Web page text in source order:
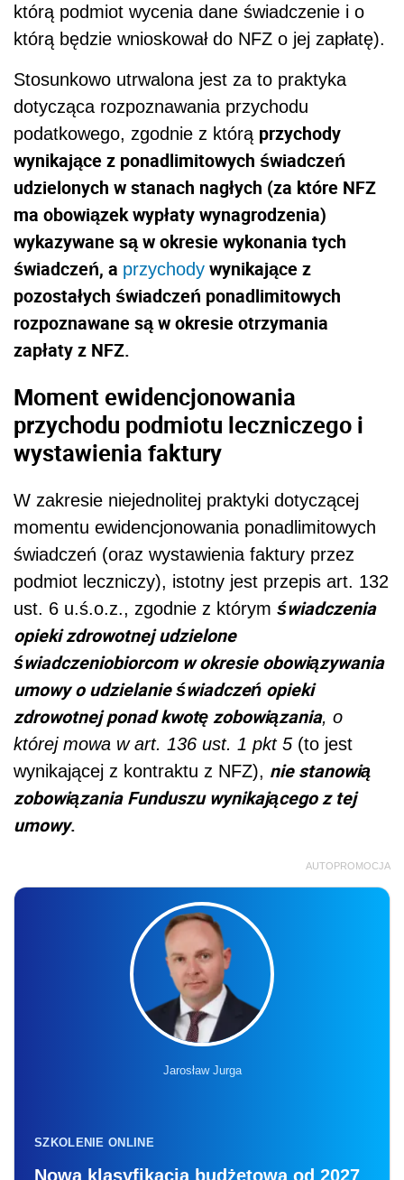
którą podmiot wycenia dane świadczenie i o
którą będzie wnioskował do NFZ o jej zapłatę).
Stosunkowo utrwalona jest za to praktyka
dotycząca rozpoznawania przychodu
podatkowego, zgodnie z którą przychody
wynikające z ponadlimitowych świadczeń
udzielonych w stanach nagłych (za które NFZ
ma obowiązek wypłaty wynagrodzenia)
wykazywane są w okresie wykonania tych
świadczeń, a przychody wynikające z
pozostałych świadczeń ponadlimitowych
rozpoznawane są w okresie otrzymania
zapłaty z NFZ.
Moment ewidencjonowania
przychodu podmiotu leczniczego i
wystawienia faktury
W zakresie niejednolitej praktyki dotyczącej
momentu ewidencjonowania ponadlimitowych
świadczeń (oraz wystawienia faktury przez
podmiot leczniczy), istotny jest przepis art. 132
ust. 6 u.ś.o.z., zgodnie z którym świadczenia
opieki zdrowotnej udzielone
świadczeniobiorcom w okresie obowiązywania
umowy o udzielanie świadczeń opieki
zdrowotnej ponad kwotę zobowiązania, o
której mowa w art. 136 ust. 1 pkt 5 (to jest
wynikającej z kontraktu z NFZ), nie stanowią
zobowiązania Funduszu wynikającego z tej
umowy.
AUTOPROMOCJA
Jarosław Jurga
SZKOLENIE ONLINE
Nowa klasyfikacja budżetowa od 2027